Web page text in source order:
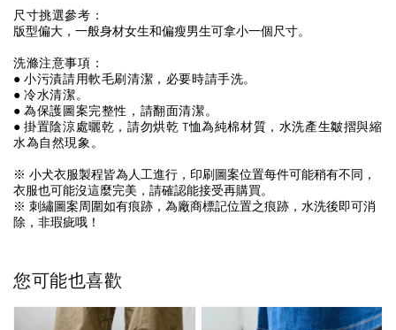
尺寸挑選參考：
版型偏大，一般身材女生和偏瘦男生可拿小一個尺寸。
洗滌注意事項：
● 小污漬請用軟毛刷清潔，必要時請手洗。
● 冷水清潔。
● 為保護圖案完整性，請翻面清潔。
● 掛置陰涼處曬乾，請勿烘乾 T恤為純棉材質，水洗產生皺摺與縮
水為自然現象。
※ 小犬衣服製程皆為人工進行，印刷 圖案位置每件可能稍有不同，
衣服也可能沒這麼完美，請確認能接受再購買。
※ 刺繡圖案周圍如有痕跡，為廠商標記位置之痕跡，水洗後即可消
除，非瑕疵哦！
您可能也喜歡